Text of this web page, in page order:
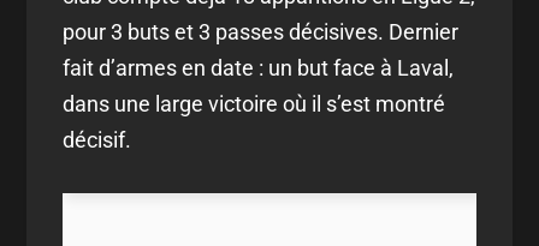
pour 3 buts et 3 passes décisives. Dernier
fait d’armes en date : un but face à Laval,
dans une large victoire où il s’est montré
décisif.